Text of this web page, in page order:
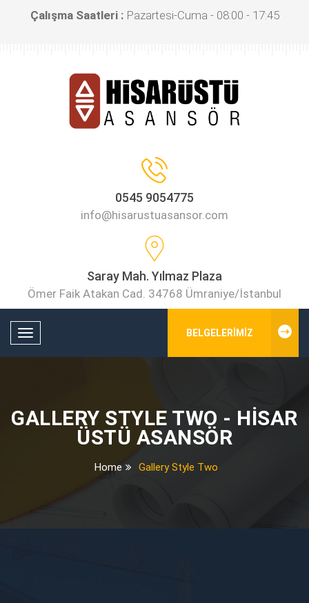
Çalışma Saatleri :Pazartesi-Cuma - 08:00 - 17:45
0545 9054775
info@hisarustuasansor.com
Saray Mah. Yılmaz Plaza
Ömer Faik Atakan Cad. 34768 Ümraniye/İstanbul
Toggle
BELGELERIMIZ
GALLERY STYLE TWO - HISAR
ÜSTÜ ASANSÖR
Home Gallery Style Two